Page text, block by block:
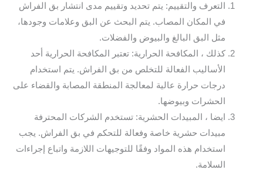
التعرف والتقييم: يتم تحديد وتقييم مدى انتشار بق الفراش
في المكان المصاب. يتم البحث عن البق وعلامات وجودها،
مثل البق البالغ والبيوض والفضلات.
كذلك ، المكافحة الحرارية: تعتبر المكافحة الحرارية أحد
الأساليب الفعالة للتخلص من بق الفراش. يتم استخدام
درجات حرارة عالية لمعالجة المنطقة المصابة والقضاء على
الحشرات وبيوضها.
ايضا ، المبيدات الحشرية: تستخدم الشركات المحترفة
مبيدات حشرية خاصة وفعالة للتحكم في بق الفراش. يجب
استخدام هذه المواد وفقًا للتوجيهات اللازمة واتباع إجراءات
السلامة.